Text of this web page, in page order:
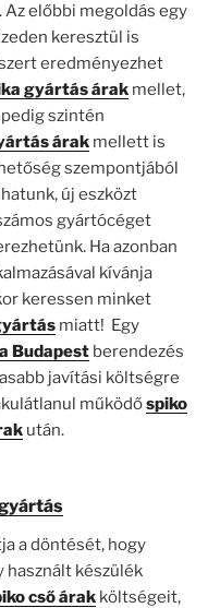
Az előbbi megoldás egy
keresztül is
eredményezhet
gyártás árakmellet,
szintén
árak mellett is
szempontjából
új eszközt
gyártócéget
Ha azonban
kívánja
keressen minket
miatt! Egy
Budapestberendezés
javítási költségre
működőspiko
után.
a döntését, hogy
használt készülék
cső árakköltségeit,